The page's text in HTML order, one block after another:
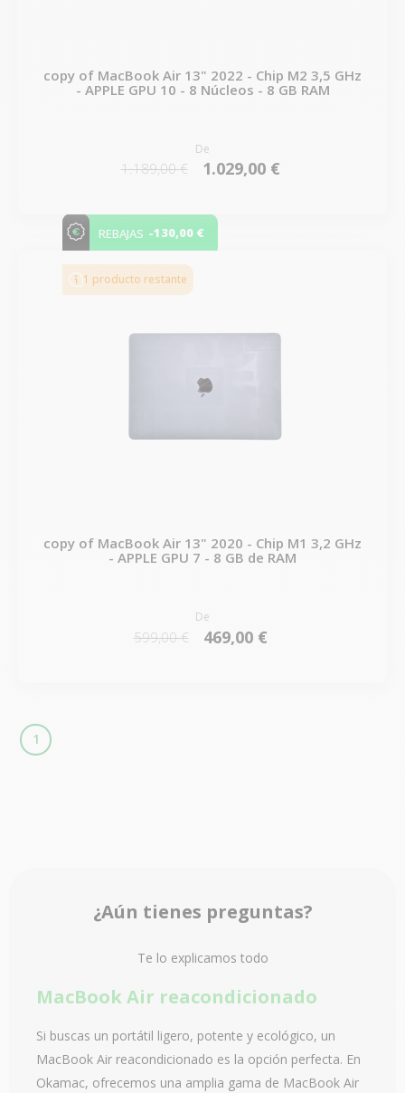
copy of MacBook Air 13" 2022 - Chip M2 3,5 GHz
- APPLE GPU 10 - 8 Núcleos - 8 GB RAM
De
1.189,00 € 1.029,00 €
REBAJAS -130,00 €
1 producto restante
copy of MacBook Air 13" 2020 - Chip M1 3,2 GHz
- APPLE GPU 7 - 8 GB de RAM
De
599,00 € 469,00 €
1
¿Aún tienes preguntas?
Te lo explicamos todo
MacBook Air reacondicionado
Si buscas un portátil ligero, potente y ecológico, un
MacBook Air reacondicionado es la opción perfecta. En
Okamac, ofrecemos una amplia gama de MacBook Air